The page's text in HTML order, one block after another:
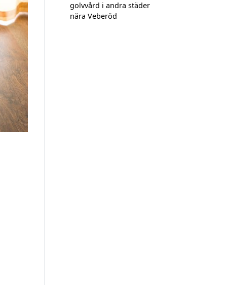
golvvård i andra städer
nära Veberöd